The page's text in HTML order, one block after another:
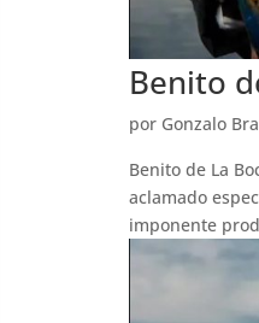
Benito
por Gonzalo
Benito de La
aclamado
imponente